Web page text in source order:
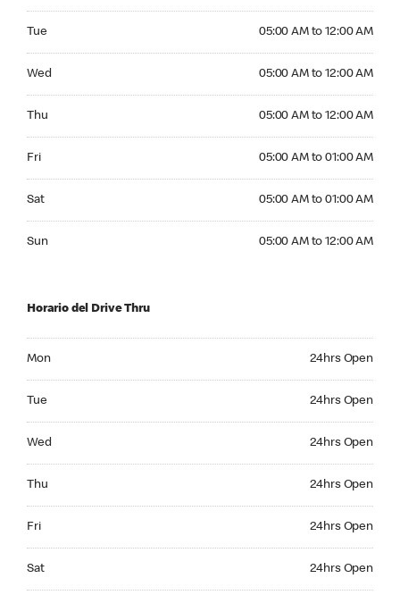
Tue 05:00 AM to 12:00 AM
Wed 05:00 AM to 12:00 AM
Thu 05:00 AM to 12:00 AM
Fri 05:00 AM to 01:00 AM
Sat 05:00 AM to 01:00 AM
Sun 05:00 AM to 12:00 AM
Horario del Drive Thru
Mon 24hrs Open
Tue 24hrs Open
Wed 24hrs Open
Thu 24hrs Open
Fri 24hrs Open
Sat 24hrs Open